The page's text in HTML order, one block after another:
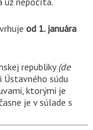
od 1. januára
republiky(de
Ústavného súdu
ktorými je
je v súlade s